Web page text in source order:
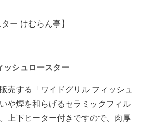
ー けむらん亭】
ッシュロースター
売する「ワイドグリル フィッシュ
や煙を和らげるセラミックフィル
上下ヒーター付きですので、肉厚